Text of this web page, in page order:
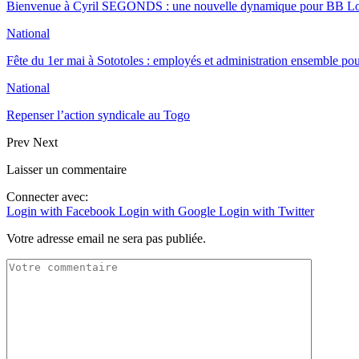
Bienvenue à Cyril SEGONDS : une nouvelle dynamique pour BB
National
Fête du 1er mai à Sototoles : employés et administration ensemble
National
Repenser l’action syndicale au Togo
Prev Next
Laisser un commentaire
Connecter avec:
Login with Facebook Login with Google Login with Twitter
Votre adresse email ne sera pas publiée.